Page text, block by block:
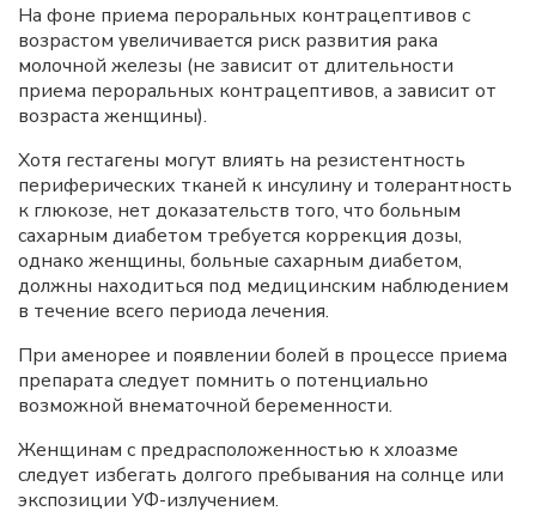
На фоне приема пероральных контрацептивов с
возрастом увеличивается риск развития рака
молочной железы (не зависит от длительности
приема пероральных контрацептивов, а зависит от
возраста женщины).
Хотя гестагены могут влиять на резистентность
периферических тканей к инсулину и толерантность
к глюкозе, нет доказательств того, что больным
сахарным диабетом требуется коррекция дозы,
однако женщины, больные сахарным диабетом,
должны находиться под медицинским наблюдением
в течение всего периода лечения.
При аменорее и появлении болей в процессе приема
препарата следует помнить о потенциально
возможной внематочной беременности.
Женщинам с предрасположенностью к хлоазме
следует избегать долгого пребывания на солнце или
экспозиции УФ-излучением.